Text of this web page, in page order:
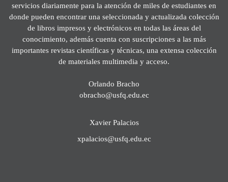
servicios diariamente para la atención de miles de estudiantes en
donde pueden encontrar una seleccionada y actualizada colección
de libros impresos y electrónicos en todas las áreas del
conocimiento, además cuenta con suscripciones a las más
importantes revistas científicas y técnicas, una extensa colección
de materiales multimedia y acceso.
Orlando Bracho
obracho@usfq.edu.ec
Xavier Palacios
xpalacios@usfq.edu.ec